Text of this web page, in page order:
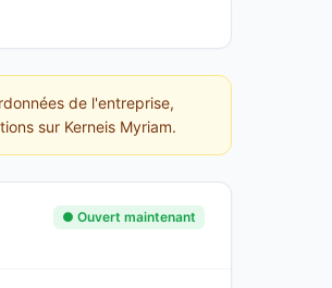
de l'entreprise,
sur Kerneis Myriam.
● Ouvert maintenant